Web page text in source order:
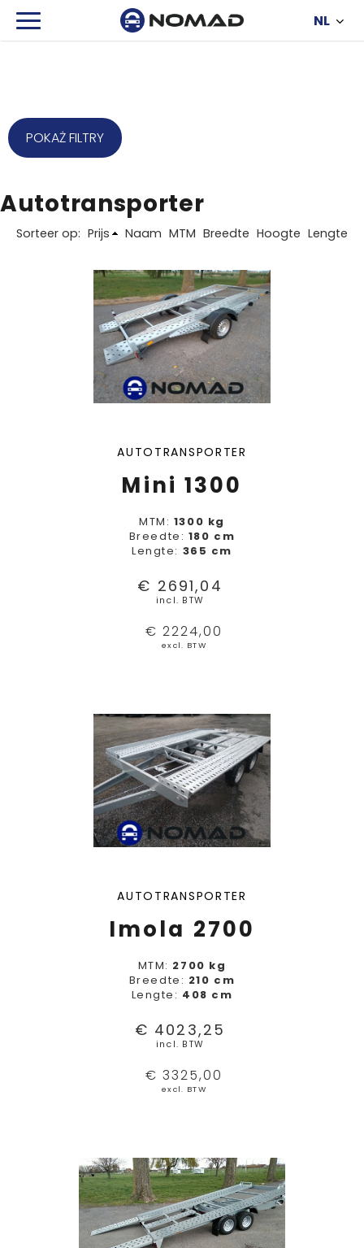
NL
POKAŻ FILTRY
Autotransporter
Sorteer op: Prijs Naam MTM Breedte Hoogte Lengte
AUTOTRANSPORTER
Mini 1300
MTM: 1300 kg
Breedte: 180 cm
Lengte: 365 cm
€ 2691,04
incl. BTW
€ 2224,00
excl. BTW
AUTOTRANSPORTER
Imola 2700
MTM: 2700 kg
Breedte: 210 cm
Lengte: 408 cm
€ 4023,25
incl. BTW
€ 3325,00
excl. BTW